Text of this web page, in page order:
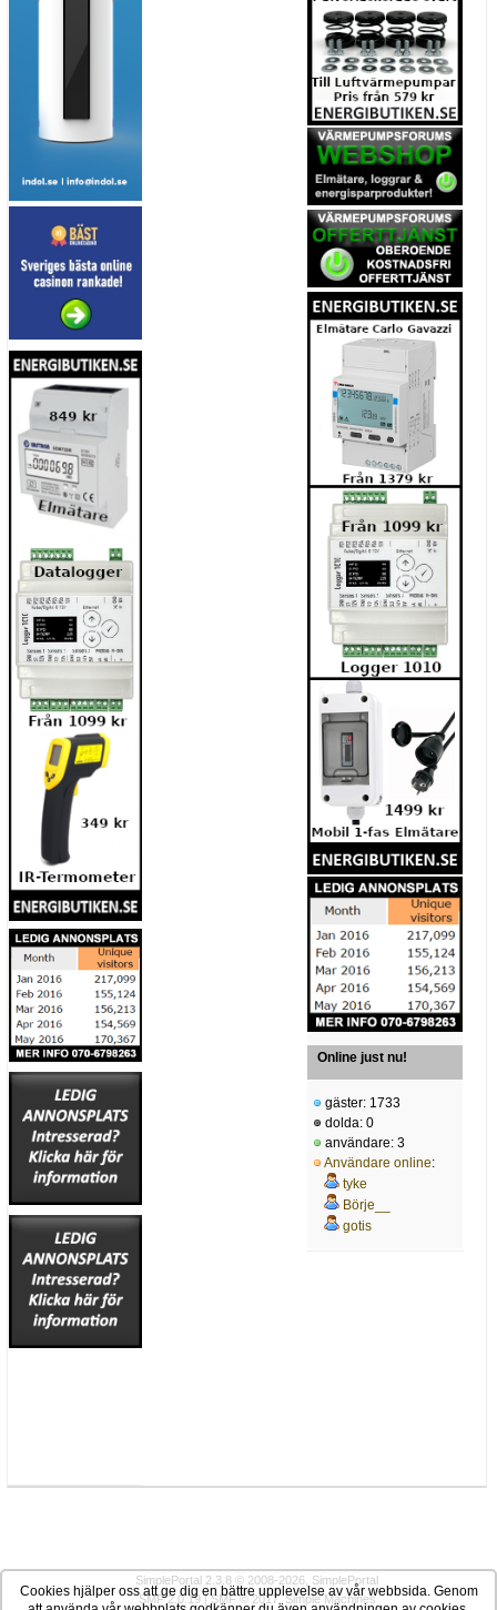
Online just nu!
gäster: 1733
dolda: 0
användare: 3
Användare online:
tyke
Börje__
gotis
SimplePortal 2.3.8 © 2008-2026, SimplePortal
SMF 2.0.19|SMF © 2017,Simple Machines
Cookies hjälper oss att ge dig en bättre upplevelse av vår webbsida. Genom